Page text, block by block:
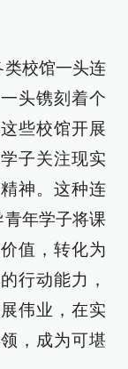
类校馆一头连
头镌刻着个
些校馆开展
子关注现实
神。这种连
青年学子将课
值，转化为
行动能力，
伟业，在实
，成为可堪